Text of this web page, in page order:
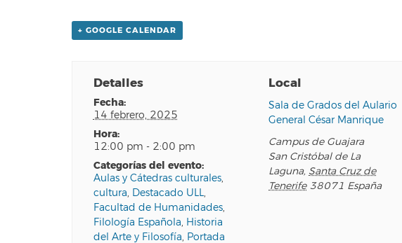
+ GOOGLE CALENDAR
Detalles
fecha:
14 febrero, 2025
hora:
12:00 pm - 2:00 pm
categorías del evento:
Aulas y Cátedras culturales,
cultura, Destacado ULL,
Facultad de Humanidades,
Filología Española, Historia
del Arte y Filosofía, Portada
Local
Sala de Grados del Aulario
General César Manrique
Campus de Guajara
San Cristóbal de La
Laguna, Santa Cruz de
Tenerife 38071 España